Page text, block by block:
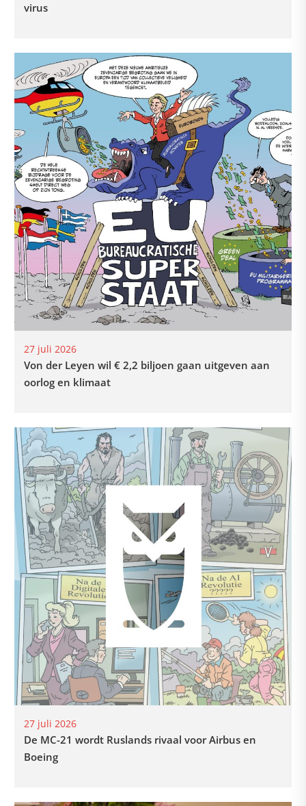
virus
27 juli 2026
Von der Leyen wil € 2,2 biljoen gaan uitgeven aan
oorlog en klimaat
27 juli 2026
De MC-21 wordt Ruslands rivaal voor Airbus en
Boeing